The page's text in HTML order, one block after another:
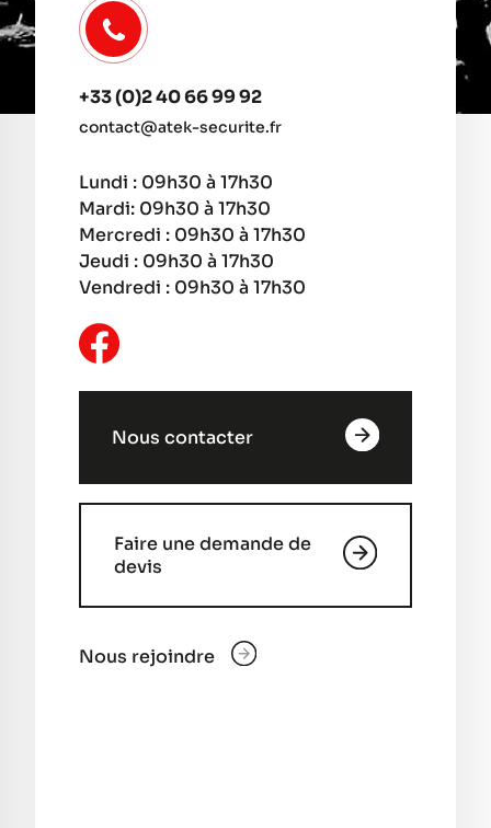
+33 (0)2 40 66 99 92
contact@atek-securite.fr
Lundi : 09h30 à 17h30
Mardi: 09h30 à 17h30
Mercredi : 09h30 à 17h30
Jeudi : 09h30 à 17h30
Vendredi : 09h30 à 17h30
Nous contacter
Faire une demande de
devis
Nous rejoindre